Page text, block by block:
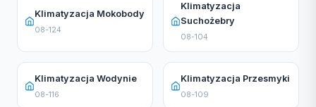
Klimatyzacja Mokobody
08-124
Klimatyzacja
Suchożebry
08-104
Klimatyzacja Wodynie
08-116
Klimatyzacja Przesmyki
08-109